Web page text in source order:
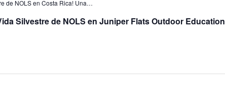
Silvestre de NOLS en Juniper Flats Outdoor Education
de NOLS en Costa Rica! Una…